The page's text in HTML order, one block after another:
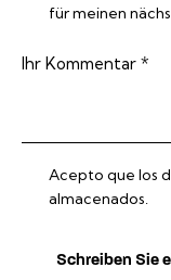
für meinen
Acepto que los
almacenados.